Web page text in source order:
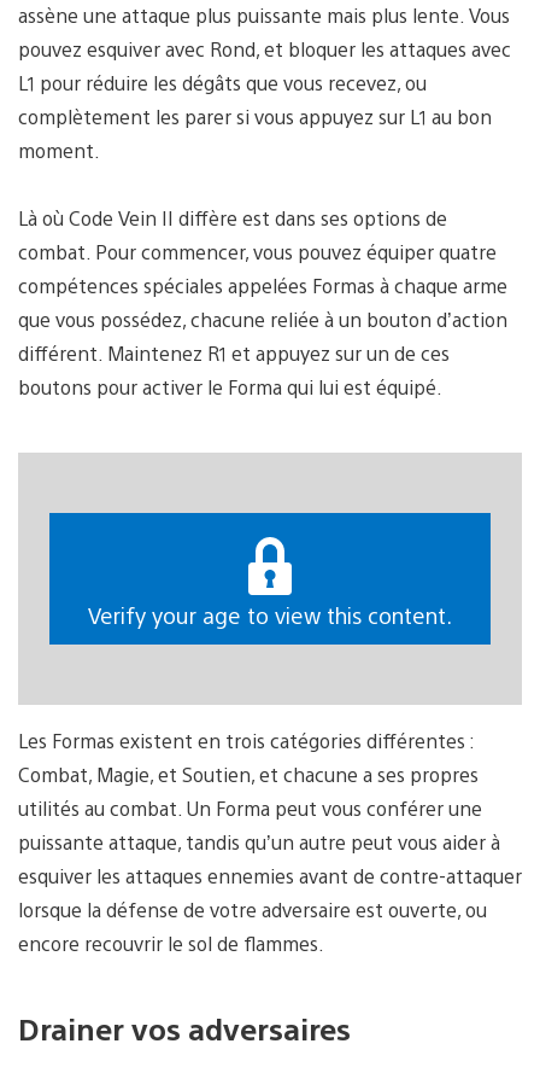
assène une attaque plus puissante mais plus lente. Vous
pouvez esquiver avec Rond, et bloquer les attaques avec
L1 pour réduire les dégâts que vous recevez, ou
complètement les parer si vous appuyez sur L1 au bon
moment.
Là où Code Vein II diffère est dans ses options de
combat. Pour commencer, vous pouvez équiper quatre
compétences spéciales appelées Formas à chaque arme
que vous possédez, chacune reliée à un bouton d’action
différent. Maintenez R1 et appuyez sur un de ces
boutons pour activer le Forma qui lui est équipé.
Verify your age to view this content.
Les Formas existent en trois catégories différentes :
Combat, Magie, et Soutien, et chacune a ses propres
utilités au combat. Un Forma peut vous conférer une
puissante attaque, tandis qu’un autre peut vous aider à
esquiver les attaques ennemies avant de contre-attaquer
lorsque la défense de votre adversaire est ouverte, ou
encore recouvrir le sol de flammes.
Drainer vos adversaires